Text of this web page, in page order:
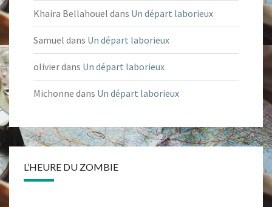
Khaira Bellahouel dans Un départ laborieux
Samuel dans Un départ laborieux
olivierdans Un départ laborieux
Michonne dans Un départ laborieux
L’HEURE DU ZOMBIE